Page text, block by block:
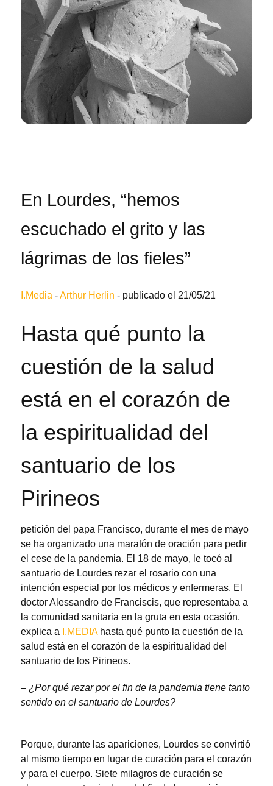
En Lourdes, “hemos
escuchado el grito y las
lágrimas de los fieles”
I.Media -Arthur Herlin - publicado el 21/05/21
Hasta qué punto la
cuestión de la salud
está en el corazón de
la espiritualidad del
santuario de los
Pirineos
petición del papa Francisco, durante el mes de mayo
se ha organizado una maratón de oración para pedir
el cese de la pandemia. El 18 de mayo, le tocó al
santuario de Lourdes rezar el rosario con una
intención especial por los médicos y enfermeras. El
doctor Alessandro de Franciscis, que representaba a
la comunidad sanitaria en la gruta en esta ocasión,
explica a I.MEDIAhasta qué punto la cuestión de la
salud está en el corazón de la espiritualidad del
santuario de los Pirineos.
– ¿Por qué rezar por el fin de la pandemia tiene tanto
sentido en el santuario de Lourdes?
Porque, durante las apariciones, Lourdes se convirtió
al mismo tiempo en lugar de curación para el corazón
y para el cuerpo. Siete milagros de curación se